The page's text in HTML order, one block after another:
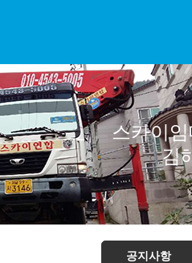
스카이
김
공지사항